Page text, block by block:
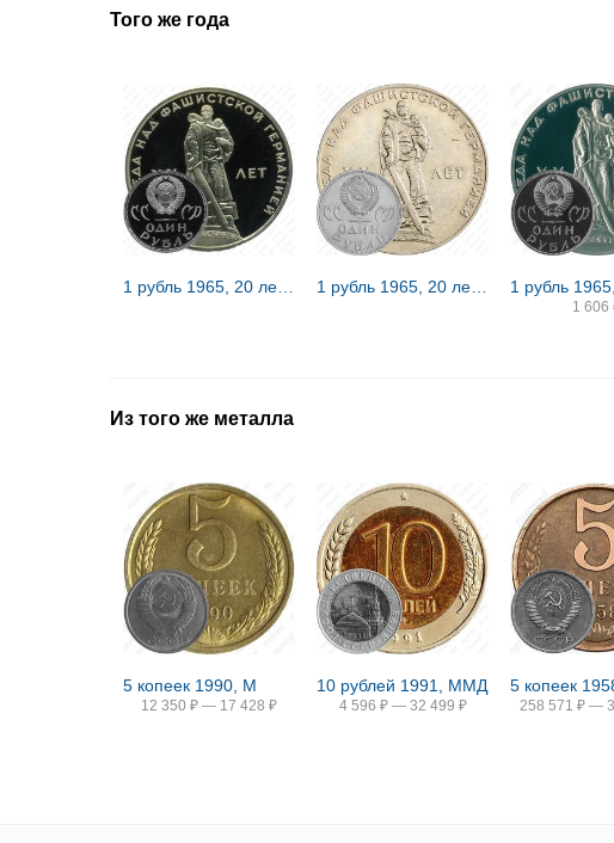
Того же года
1 606
Из того же металла
5 копеек 1990, М
12 350 ₽ — 17 428 ₽
10 рублей 1991, ММД
4 596 ₽ — 32 499 ₽
5 копеек
258 571 ₽ —